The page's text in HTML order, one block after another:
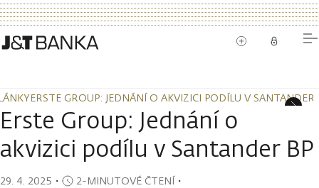
ERSTE GROUP: JEDNÁNÍ O AKVIZICI PODÍLU V SANTANDER
ERSTE GROUP: JEDNÁNÍ O AKVIZICI PODÍLU V SANTANDER
Erste Group: Jednání o
akvizici podílu v Santander BP
29. 4. 2025 ・ 2-MINUTOVÉ ČTENÍ・